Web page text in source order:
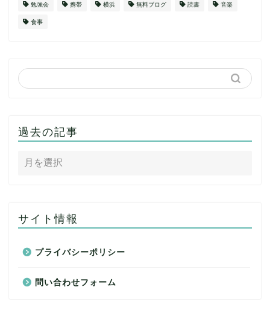
勉強会 携帯 横浜 無料ブログ 読書 音楽
食事
過去の記事
サイト情報
プライバシーポリシー
問い合わせフォーム